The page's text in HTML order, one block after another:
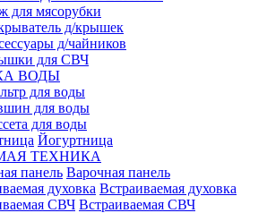
для мясорубки
д/крышек
д/чайников
для СВЧ
ВОДЫ
для воды
для воды
для воды
Йогуртница
ТЕХНИКА
Варочная панель
Встраиваемая духовка
Встраиваемая СВЧ